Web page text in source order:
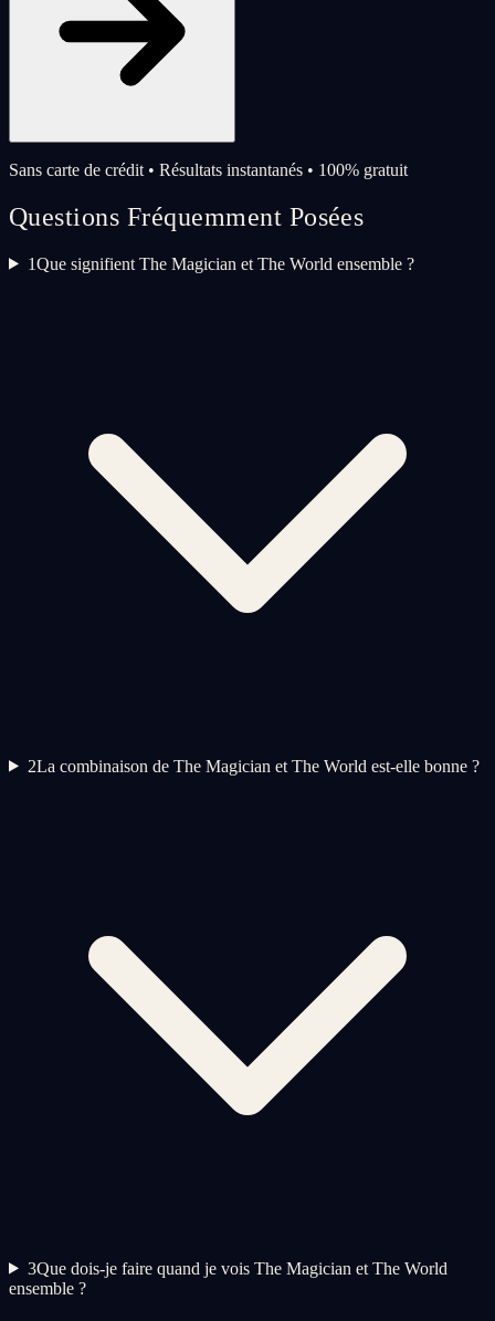
Sans carte de crédit • Résultats instantanés • 100% gratuit
Questions Fréquemment Posées
1Que signifient The Magician et The World ensemble ?
2La combinaison de The Magician et The World est-elle bonne ?
3Que dois-je faire quand je vois The Magician et The World
ensemble ?